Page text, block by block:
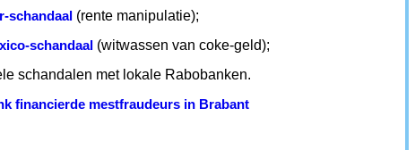
schandaal (rente manipulatie);
schandaal (witwassen van coke-geld);
schandalen met lokale Rabobanken.
financierde mestfraudeurs in Brabant